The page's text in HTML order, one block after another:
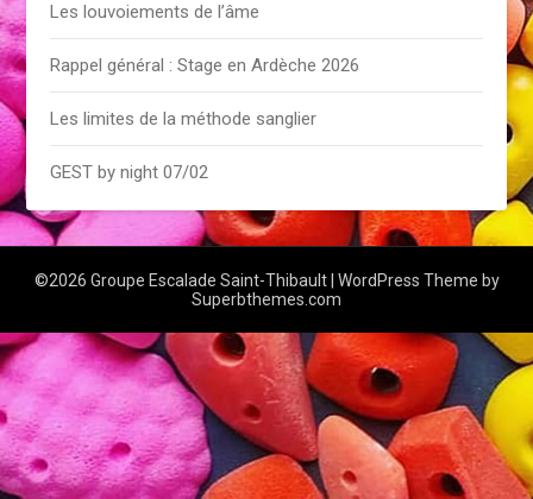
Les louvoiements de l’âme
Rappel général : Stage en Ardèche 2026
Les limites de la méthode sanglier
GEST by night 07/02
©2026 Groupe Escalade Saint-Thibault | WordPress Theme by
Superbthemes.com